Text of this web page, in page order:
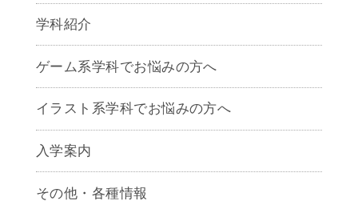
学科紹介
ゲームクリエイター学科
CG学科
アニメーション学科
声優学科
ゲーム系学科でお悩みの方へ
イラスト系学科でお悩みの方へ
入学案内
募集要項
早期出願制度・AOエントリー
その他・各種情報